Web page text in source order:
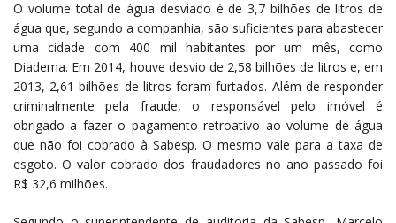
O volume total de água desviado é de 3,7 bilhões de litros de
água que, segundo a companhia, são suficientes para abastecer
uma cidade com 400 mil habitantes por um mês, como
Diadema. Em 2014, houve desvio de 2,58 bilhões de litros e, em
2013, 2,61 bilhões de litros foram furtados. Além de responder
criminalmente pela fraude, o responsável pelo imóvel é
obrigado a fazer o pagamento retroativo ao volume de água
que não foi cobrado à Sabesp. O mesmo vale para a taxa de
esgoto. O valor cobrado dos fraudadores no ano passado foi
R$ 32,6 milhões.